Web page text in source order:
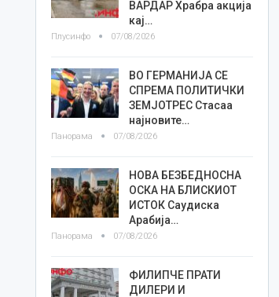
ВАРДАР Храбра акција
кај…
Плусинфо 07/08/2026
ВО ГЕРМАНИЈА СЕ
СПРЕМА ПОЛИТИЧКИ
ЗЕМЈОТРЕС Стасаа
најновите…
Панорама 07/08/2026
НОВА БЕЗБЕДНОСНА
ОСКА НА БЛИСКИОТ
ИСТОК Саудиска
Арабија…
Панорама 07/08/2026
ФИЛИПЧЕ ПРАТИ
ДИЛЕРИ И